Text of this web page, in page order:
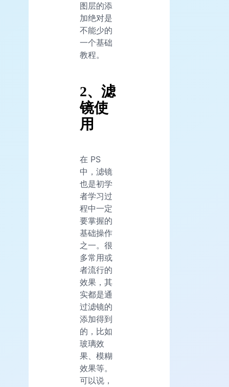
图层的添
加绝对是
不能少的
一个基础
教程。
2、滤
镜使
用
在 PS
中，滤镜
也是初学
者学习过
程中一定
要掌握的
基础操作
之一。很
多常用或
者流行的
效果，其
实都是通
过滤镜的
添加得到
的，比如
玻璃效
果、模糊
效果等。
可以说，